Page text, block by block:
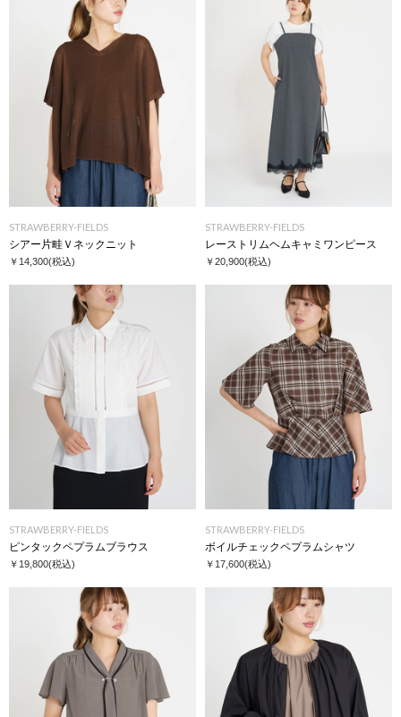
STRAWBERRY-FIELDS
シアー片畦Ｖネックニット
￥14,300(税込)
STRAWBERRY-FIELDS
レーストリムヘムキャミワンピース
￥20,900(税込)
STRAWBERRY-FIELDS
ピンタックペプラムブラウス
￥19,800(税込)
STRAWBERRY-FIELDS
ボイルチェックペプラムシャツ
￥17,600(税込)